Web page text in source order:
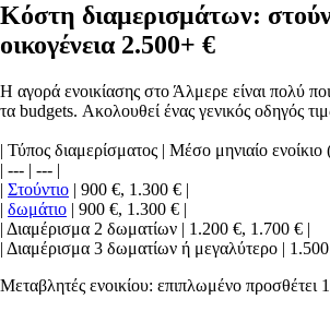
Κόστη διαμερισμάτων:
οικογένεια 2.500+ €
Η αγορά ενοικίασης στο Άλμερε είναι πολύ
τα budgets. Ακολουθεί ένας γενικός οδηγός
| Τύπος διαμερίσματος | Μέσο μηνιαίο ενοίκιο
| --- | --- |
| Στούντιο | 900 €, 1.300 € |
| δωμάτιο | 900 €, 1.300 € |
| Διαμέρισμα 2 δωματίων | 1.200 €, 1.700 € |
| Διαμέρισμα 3 δωματίων ή μεγαλύτερο |
Μεταβλητές ενοικίου: επιπλωμένο προσθέτει